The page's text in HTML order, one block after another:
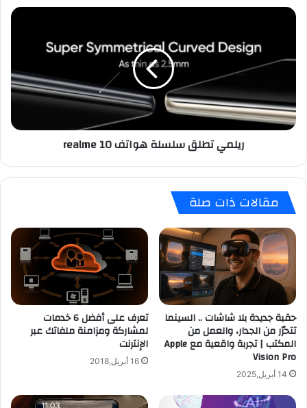
ريلمي
هواتف
ريلمي تطلق سلسلة هواتف realme 10
مقالات ذات صلة
حقبة جديدة بلا شاشات .. السينما
تتحرّر من الجدار، والعمل من
المكتب | تجربة واقعية مع Apple
Vision Pro
14 أبريل,2025
تعرف على أفضل 6 خدمات
لمشاركة ومزامنة ملفاتك عبر
الإنترنت
16 أبريل,2018